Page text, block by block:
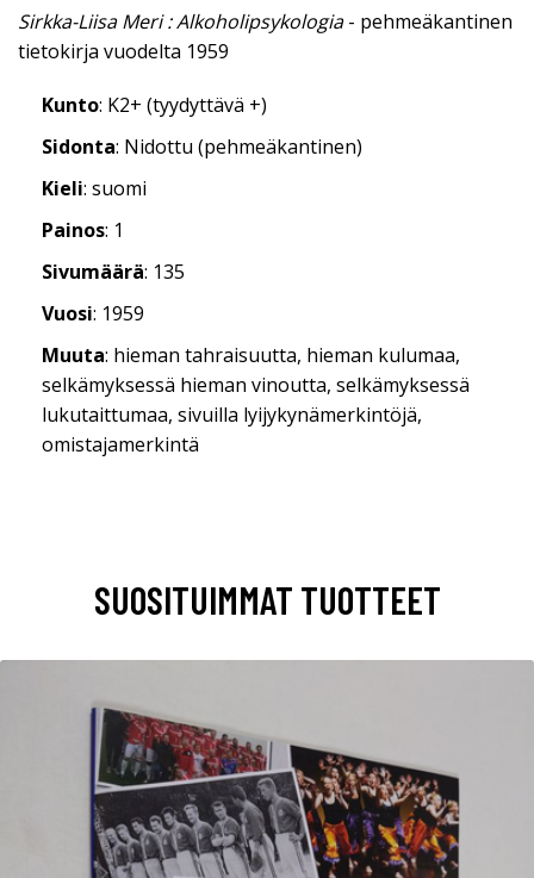
Sirkka-Liisa Meri : Alkoholipsykologia- pehmeäkantinen
tietokirja vuodelta 1959
Kunto: K2+ (tyydyttävä +)
Sidonta: Nidottu (pehmeäkantinen)
Kieli: suomi
Painos: 1
Sivumäärä: 135
Vuosi: 1959
Muuta: hieman tahraisuutta, hieman kulumaa,
selkämyksessä hieman vinoutta, selkämyksessä
lukutaittumaa, sivuilla lyijykynämerkintöjä,
omistajamerkintä
SUOSITUIMMAT TUOTTEET